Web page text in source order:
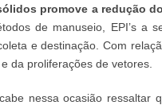
promove a redução
de manuseio, EPI’s a
e destinação. Com
da proliferações de vetores.
nessa ocasião ressaltar